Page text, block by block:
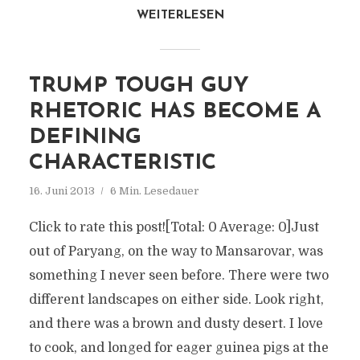
WEITERLESEN
TRUMP TOUGH GUY
RHETORIC HAS BECOME A
DEFINING
CHARACTERISTIC
16. Juni 2013 6 Min. Lesedauer
Click to rate this post![Total: 0 Average: 0]Just
out of Paryang, on the way to Mansarovar, was
something I never seen before. There were two
different landscapes on either side. Look right,
and there was a brown and dusty desert. I love
to cook, and longed for eager guinea pigs at the